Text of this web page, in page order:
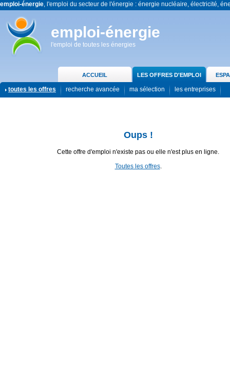
emploi-énergie, l'emploi du secteur de l'énergie : énergie nucléaire, électricité,
emploi-énergie
l'emploi de toutes les énergies
ACCUEIL LES OFFRES D'EMPLOI
toutes les offres recherche avancée ma sélection les entreprises
Oups !
Cette offre d'emploi n'existe pas ou elle n'est plus en ligne.
Toutes les offres.